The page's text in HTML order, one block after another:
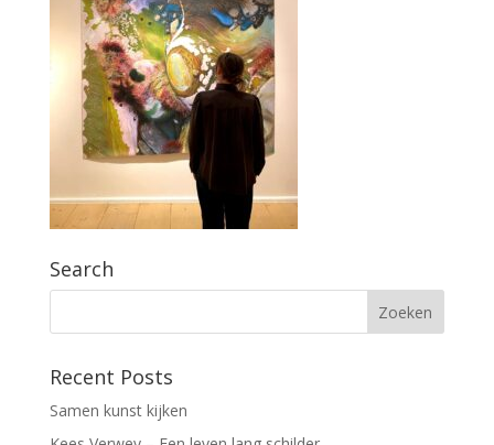
Search
Recent Posts
Samen kunst kijken